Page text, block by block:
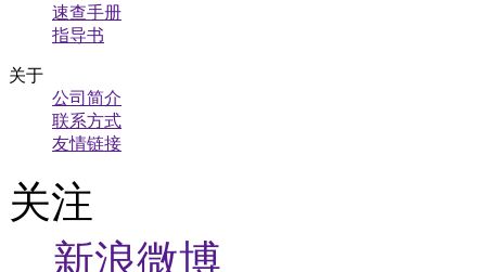
速查手册
指导书
关于
公司简介
联系方式
友情链接
关注
新浪微博